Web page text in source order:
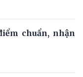
chuẩn, nhận